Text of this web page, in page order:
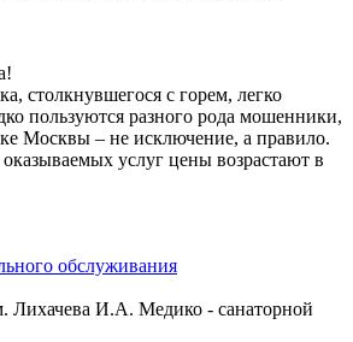
столкнувшегося с горем, легко
пользуются разного рода мошенники,
Москвы – не исключение, а правило.
услуг цены возрастают в
обслуживания
Лихачева И.А. Медико - санаторной